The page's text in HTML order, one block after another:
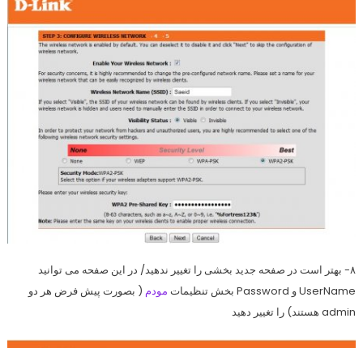
۸- بهتر است در صفحه جدید بخشی را تغییر ندهید/ در این صفحه می توانید
UserName و Password بخش تنظیمات
مودم( بصورت پیش فرض هر دو
admin هستند) را تغییر دهید